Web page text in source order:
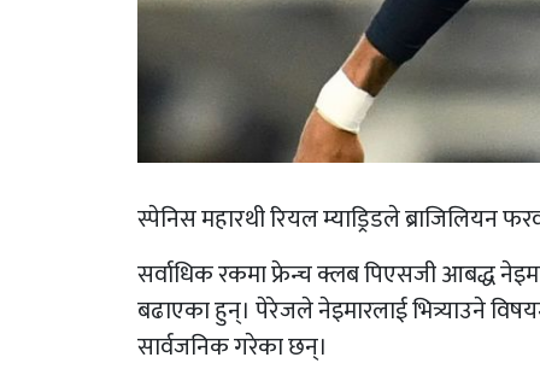
स्पेनिस महारथी रियल म्याड्रिडले ब्राजिलियन
सर्वाधिक रकमा फ्रेन्च क्लब पिएसजी आबद्ध
बढाएका हुन्। पेरेजले नेइमारलाई भित्र्याउने
सार्वजनिक गरेका छन्।